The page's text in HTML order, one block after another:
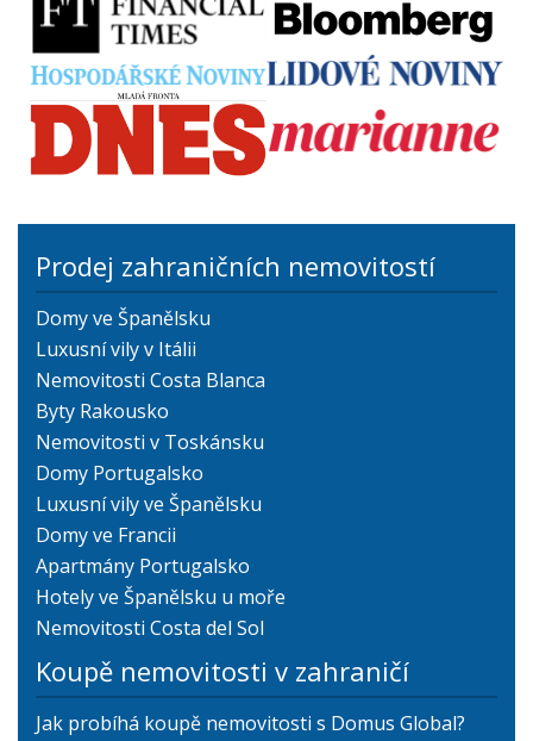
Prodej zahraničních nemovitostí
Domy ve Španělsku
Luxusní vily v Itálii
Nemovitosti Costa Blanca
Byty Rakousko
Nemovitosti v Toskánsku
Domy Portugalsko
Luxusní vily ve Španělsku
Domy ve Francii
Apartmány Portugalsko
Hotely ve Španělsku u moře
Nemovitosti Costa del Sol
Koupě nemovitosti v zahraničí
Jak probíhá koupě nemovitosti s Domus Global?